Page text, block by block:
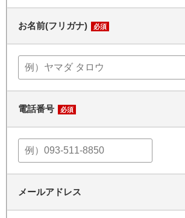
お名前(フリガナ) 必須
電話番号 必須
メールアドレス